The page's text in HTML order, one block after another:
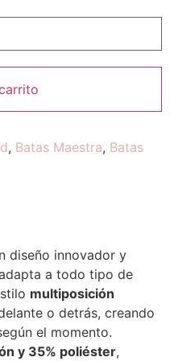
, Batas Maestra, Batas
diseño innovador y
a todo tipo de
multiposición
o detrás, creando
el momento.
y 35% poliéster,